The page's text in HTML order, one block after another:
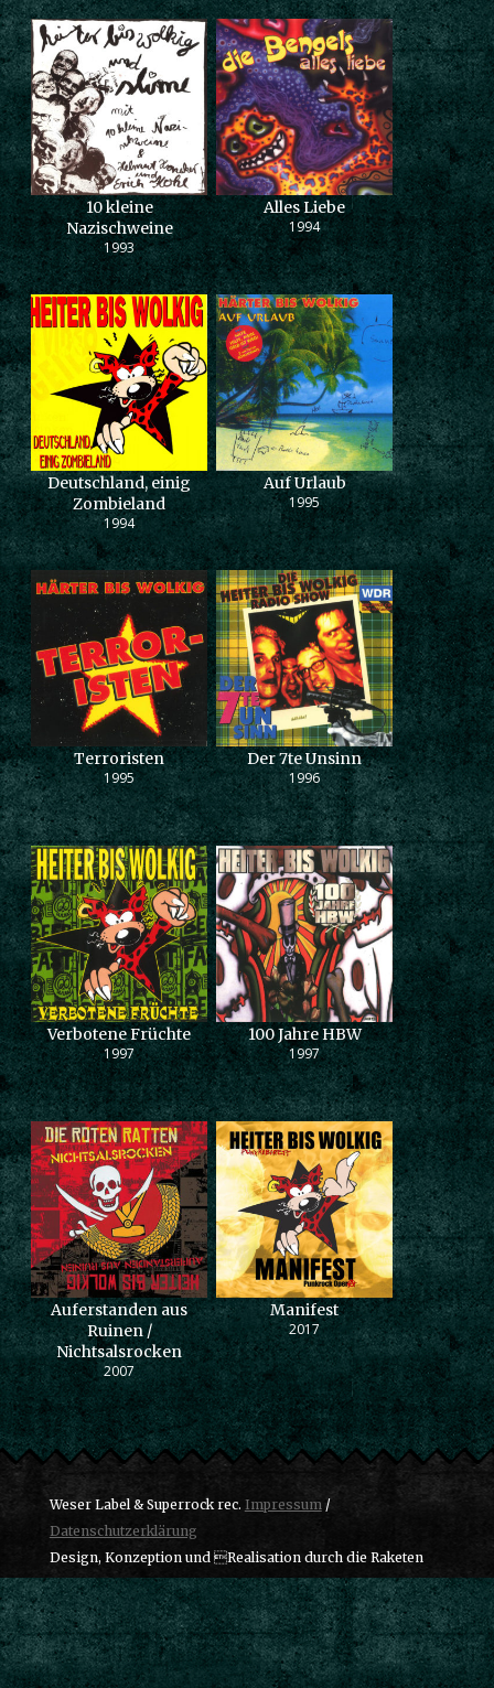
10 kleine
Nazischweine
1993
Alles Liebe
1994
Deutschland, einig
Zombieland
1994
Auf Urlaub
1995
Terroristen
1995
Der 7te Unsinn
1996
Verbotene Früchte
1997
100 Jahre HBW
1997
Auferstanden aus
Ruinen /
Nichtsalsrocken
2007
Manifest
2017
Weser Label & Superrock rec. Impressum/
Datenschutzerklärung
Design, Konzeption und Realisation durch die Raketen